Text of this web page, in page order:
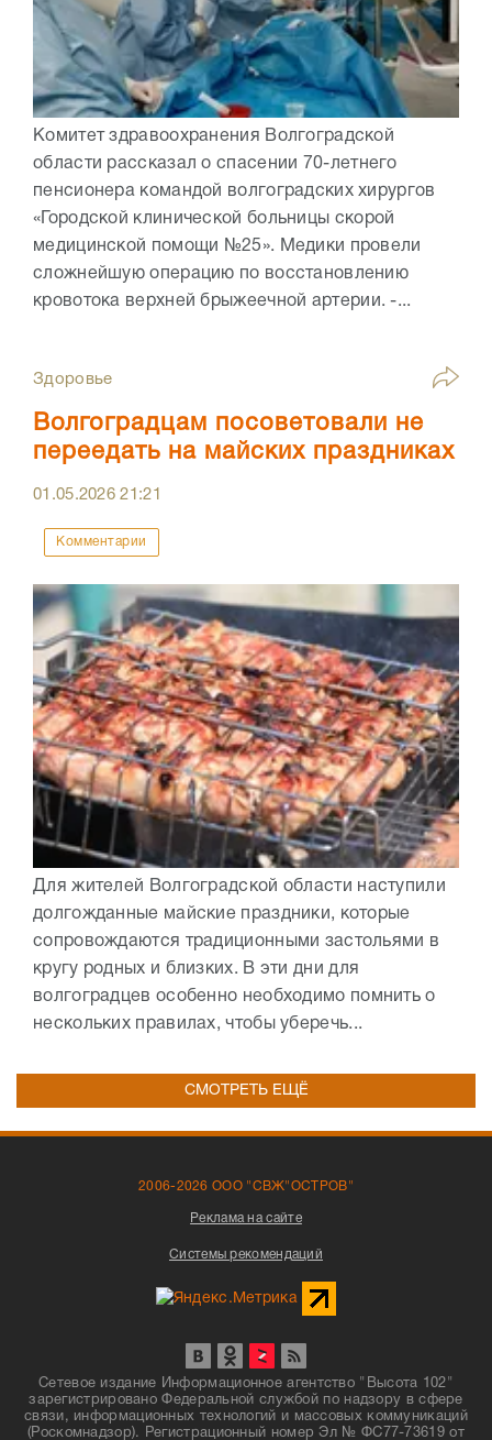
Комитет здравоохранения Волгоградской
области рассказал о спасении 70-летнего
пенсионера командой волгоградских хирургов
«Городской клинической больницы скорой
медицинской помощи №25». Медики провели
сложнейшую операцию по восстановлению
кровотока верхней брыжеечной артерии. -...
Здоровье
Волгоградцам посоветовали не
переедать на майских праздниках
01.05.202621:21
Комментарии
Для жителей Волгоградской области наступили
долгожданные майские праздники, которые
сопровождаются традиционными застольями в
кругу родных и близких. В эти дни для
волгоградцев особенно необходимо помнить о
нескольких правилах, чтобы уберечь...
СМОТРЕТЬ ЕЩЁ
2006-2026 ООО "СВЖ"ОСТРОВ"
Реклама на сайте
Системы рекомендаций
Сетевое издание Информационное агентство "Высота 102"
зарегистрировано Федеральной службой по надзору в сфере
связи, информационных технологий и массовых коммуникаций
(Роскомнадзор). Регистрационный номер Эл № ФС77-73619 от